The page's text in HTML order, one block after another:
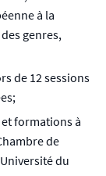
à la
genres,
de 12 sessions
formations à
de
du